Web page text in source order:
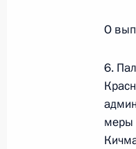
25
О
6.
меры